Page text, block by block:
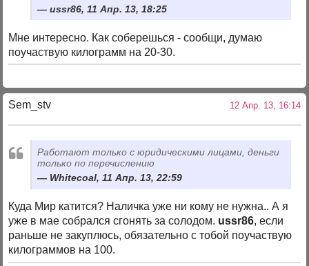
ussr86, 11 Апр. 13, 18:25
Мне интересно. Как соберешься - сообщи, думаю
поучаствую килограмм на 20-30.
Sem_stv 12 Апр. 13, 16:14
Работают только с юридическими лицами, деньги
только по перечислению
Whitecoal, 11 Апр. 13, 22:59
Куда Мир катится? Наличка уже ни кому не нужна.. А я
уже в мае собрался сгонять за солодом. ussr86, если
раньше не закуплюсь, обязательно с тобой поучаствую
килограммов на 100.